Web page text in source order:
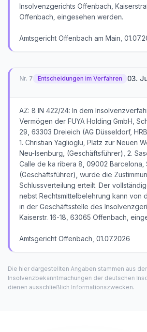
Insolvenzgerichts Offenbach,
Offenbach, eingesehen werden.
Amtsgericht Offenbach am Main,
Nr. 7 Entscheidungen im Verfahren 03.
AZ: 8 IN 422/24: In dem
Vermögen der FUYA Holding GmbH,
29, 63303 Dreieich (AG Düsseldorf,
1. Christian Yaglioglu, Platz zur Neuen
Neu-Isenburg, (Geschäftsführer), 2.
Calle de ka ribera 8, 09002 Barcelona,
(Geschäftsführer), wurde die
Schlussverteilung erteilt. Der
nebst Rechtsmittelbelehrung kann von
in der Geschäftsstelle des
Kaiserstr. 16-18, 63065 Offenbach,
Amtsgericht Offenbach, 01.07.2026
Die hier dargestellten Angaben stammen aus
Insolvenzbekanntmachungen der deutschen
dienen ausschließlich Informationszwecken.